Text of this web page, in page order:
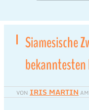
Siamesische
bekanntesten
VON IRIS MARTIN AM